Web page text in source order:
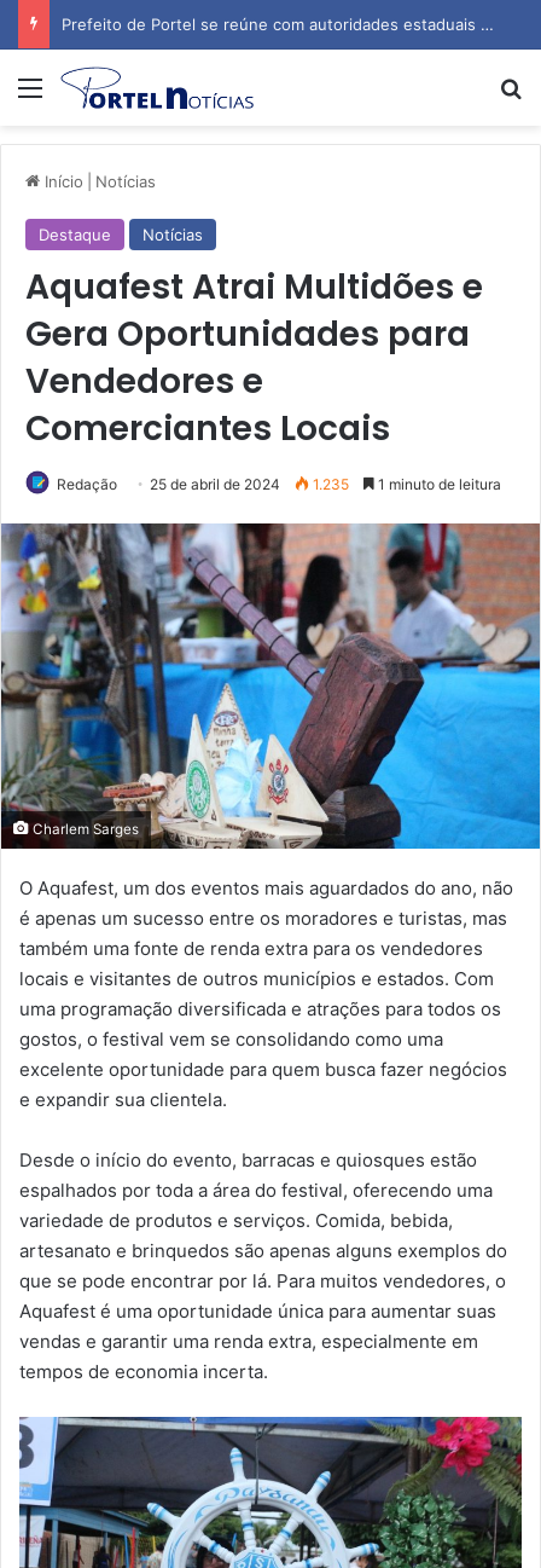
Prefeito de Portel se reúne com autoridades estaduais para tratar de obras e inauguração de escola
Menu
Início Notícias
Destaque Notícias
Aquafest Atrai Multidões e
Gera Oportunidades para
Vendedores e
Comerciantes Locais
Redação 25 de abril de 2024 1.235 1 minuto de leitura
Charlem Sarges
O Aquafest, um dos eventos mais aguardados do ano, não
é apenas um sucesso entre os moradores e turistas, mas
também uma fonte de renda extra para os vendedores
locais e visitantes de outros municípios e estados. Com
uma programação diversificada e atrações para todos os
gostos, o festival vem se consolidando como uma
excelente oportunidade para quem busca fazer negócios
e expandir sua clientela.
Desde o início do evento, barracas e quiosques estão
espalhados por toda a área do festival, oferecendo uma
variedade de produtos e serviços. Comida, bebida,
artesanato e brinquedos são apenas alguns exemplos do
que se pode encontrar por lá. Para muitos vendedores, o
Aquafest é uma oportunidade única para aumentar suas
vendas e garantir uma renda extra, especialmente em
tempos de economia incerta.